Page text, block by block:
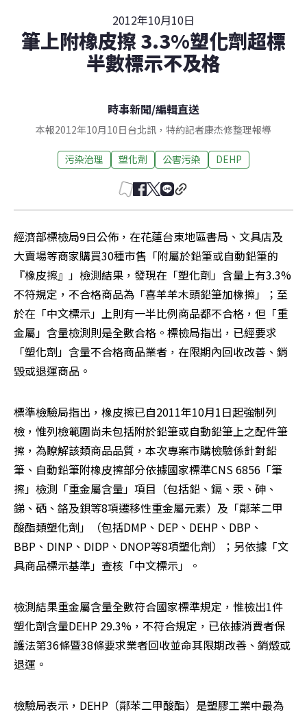
2012年10月10日
筆上附橡皮擦 3.3%塑化劑超標
半數標示不及格
時事新聞/編輯直送
本報2012年10月10日台北訊，特約記者康杰修整理報導
污染治理 塑化劑 公害污染 DEHP
經濟部標檢局9日公佈，在花蓮台東地區書局、文具店及
大賣場等商家購買30種市售「附屬於鉛筆或自動鉛筆的
『橡皮擦』」檢測結果，發現在「塑化劑」含量上有3.3%
不符規定，不合格商品為「喜羊羊木頭鉛筆加橡擦」；至
於在「中文標示」上則有一半比例商品都不合格，但「重
金屬」含量檢測則是全數合格。標檢局指出，已經要求
「塑化劑」含量不合格商品業者，在限期內回收改善、銷
毀或退運商品。
標準檢驗局指出，橡皮擦已自2011年10月1日起強制列
檢，惟列檢範圍尚未包括附於鉛筆或自動鉛筆上之配件筆
擦，為瞭解該類商品品質，本次專案市購檢驗係針對鉛
筆、自動鉛筆附橡皮擦部分依據國家標準CNS 6856「筆
擦」檢測「重金屬含量」項目（包括鉛、鎘、汞、砷、
銻、硒、鉻及鋇等8項遷移性重金屬元素）及「鄰苯二甲
酸酯類塑化劑」（包括DMP、DEP、DEHP、DBP、
BBP、DINP、DIDP、DNOP等8項塑化劑）；另依據「文
具商品標示基準」查核「中文標示」。
檢測結果重金屬含量全數符合國家標準規定，惟檢出1件
塑化劑含量DEHP 29.3%，不符合規定，已依據消費者保
護法第36條暨38條要求業者回收並命其限期改善、銷燬或
退運。
檢驗局表示，DEHP（鄰苯二甲酸酯）是塑膠工業中最為